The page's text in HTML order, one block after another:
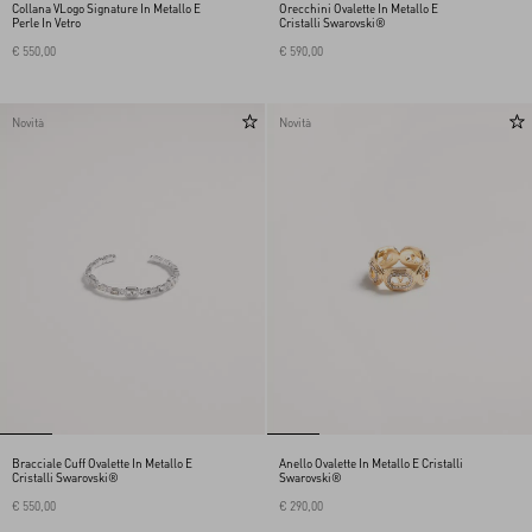
Collana VLogo Signature In Metallo E
Perle In Vetro
€ 550,00
Orecchini Ovalette In Metallo E
Cristalli Swarovski®
€ 590,00
Novità
Bracciale Cuff Ovalette In Metallo E
Cristalli Swarovski®
€ 550,00
Novità
Anello Ovalette In Metallo E Cristalli
Swarovski®
€ 290,00